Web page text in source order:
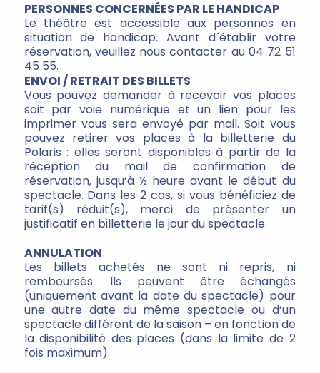
PERSONNES CONCERNÉES PAR LE HANDICAP
Le théâtre est accessible aux personnes en
situation de handicap. Avant d´établir votre
réservation, veuillez nous contacter au 04 72 51
45 55.
ENVOI / RETRAIT DES BILLETS
Vous pouvez demander à recevoir vos places
soit par voie numérique et un lien pour les
imprimer vous sera envoyé par mail. Soit vous
pouvez retirer vos places à la billetterie du
Polaris : elles seront disponibles à partir de la
réception du mail de confirmation de
réservation, jusqu’à ½ heure avant le début du
spectacle. Dans les 2 cas, si vous bénéficiez de
tarif(s) réduit(s), merci de présenter un
justificatif en billetterie le jour du spectacle.
ANNULATION
Les billets achetés ne sont ni repris, ni
remboursés. Ils peuvent être échangés
(uniquement avant la date du spectacle) pour
une autre date du même spectacle ou d’un
spectacle différent de la saison – en fonction de
la disponibilité des places (dans la limite de 2
fois maximum).